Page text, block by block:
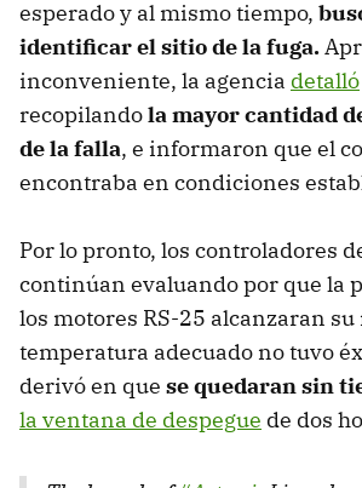
esperado y al mismo tiempo,
identificar el sitio de la fuga.
inconveniente, la agencia detalló
recopilandola mayor cantidad
de la falla, e informaron que el
encontraba en condiciones
Por lo pronto, los controladores
continúan evaluando por que la
los motores RS-25 alcanzaran su
temperatura adecuado no tuvo
derivó en que se quedaran sin
la ventana de despegue de dos